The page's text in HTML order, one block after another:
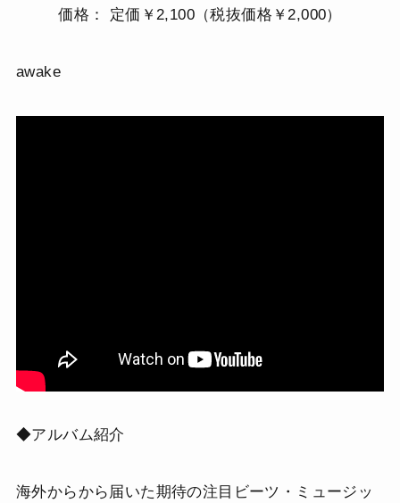
価格： 定価￥2,100（税抜価格￥2,000）
awake
◆アルバム紹介
海外からから届いた期待の注目ビーツ・ミュージッ